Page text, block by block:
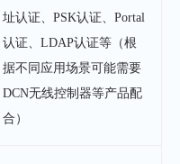
址认证、PSK认证、Portal
认证、LDAP认证等（根
据不同应用场景可能需要
DCN无线控制器等产品配
合）